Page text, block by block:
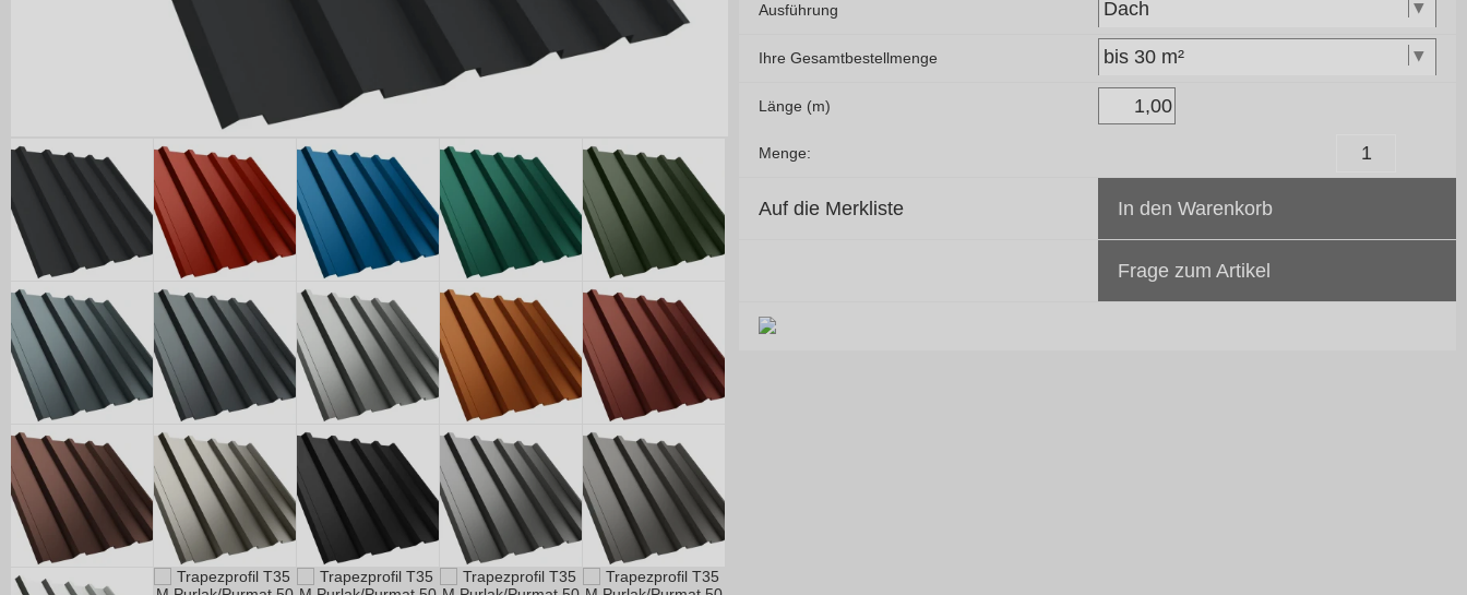
Ausführung
Ihre Gesamtbestellmenge
Länge (m)
Menge:
Auf die Merkliste In den Warenkorb
Frage zum Artikel